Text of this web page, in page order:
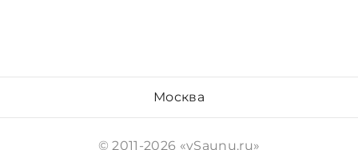
Москва
© 2011-2026 «vSaunu.ru»